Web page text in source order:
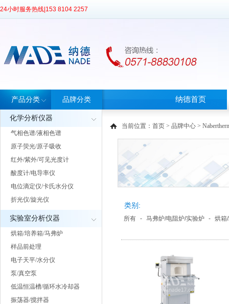
24小时服务热线| 153 8104 2257
产品分类
化学分析仪器
气相色谱/液相色谱
原子荧光/原子吸收
红外/紫外/可见光度计
酸度计/电导率仪
电位滴定仪/卡氏水分仪
折光仪/旋光仪
实验室分析仪器
烘箱/培养箱/马弗炉
样品前处理
电子天平/水分仪
泵/真空泵
低温恒温槽/循环水冷却器
振荡器/搅拌器
品牌分类 纳德首页
当前位置： 首页 > 品牌中心 >
类别:
所有 - 马弗炉/电阻炉/实验炉 - 烘箱